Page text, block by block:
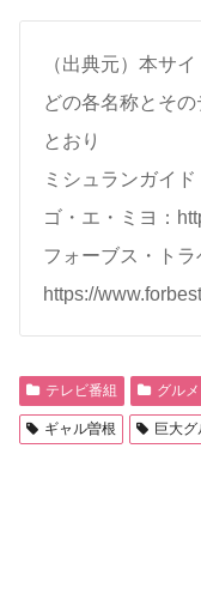
（出典元）本サ
どの各名称とそ
とおり
ミシュランガイ
ゴ・エ・ミヨ：
フォーブス・トラ
https://
テレビ番組 グルメ
ギャル曽根 巨大グ